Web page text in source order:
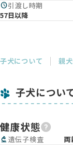
schedule引渡し時期
57日以降
子犬について 親
子犬につい
健康状態
biotech 遺伝子検査
両